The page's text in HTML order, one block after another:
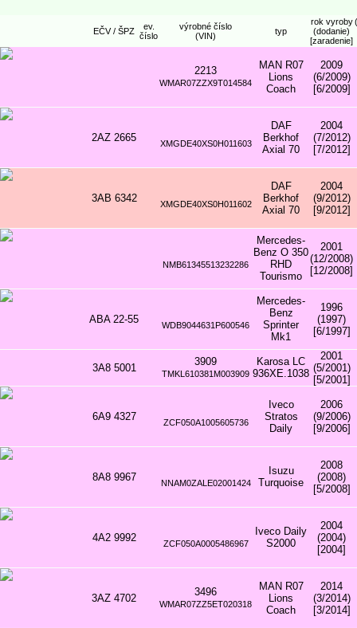
EČV / ŠPZ
ev.
číslo
výrobné číslo
(VIN)
typ
rok vyroby
(dodanie)
[zaradenie]
2213
WMAR07ZZX9T014584
MAN R07
Lions
Coach
2009
(6/2009)
[6/2009]
2AZ 2665 XMGDE40XS0H011603
DAF
Berkhof
Axial 70
2004
(7/2012)
[7/2012]
3AB 6342 XMGDE40XS0H011602
DAF
Berkhof
Axial 70
2004
(9/2012)
[9/2012]
NMB61345513232286
Mercedes-
Benz O 350
RHD
Tourismo
2001
(12/2008)
[12/2008]
ABA 22-55 WDB9044631P600546
Mercedes-
Benz
Sprinter
Mk1
1996
(1997)
[6/1997]
3A8 5001
3909
TMKL610381M003909
Karosa LC
936XE.1038
2001
(5/2001)
[5/2001]
6A9 4327 ZCF050A1005605736
Iveco
Stratos
Daily
2006
(9/2006)
[9/2006]
8A8 9967 NNAM0ZALE02001424
Isuzu
Turquoise
2008
(2008)
[5/2008]
4A2 9992 ZCF050A0005486967
Iveco Daily
S2000
2004
(2004)
[2004]
3AZ 4702
3496
WMAR07ZZ5ET020318
MAN R07
Lions
Coach
2014
(3/2014)
[3/2014]